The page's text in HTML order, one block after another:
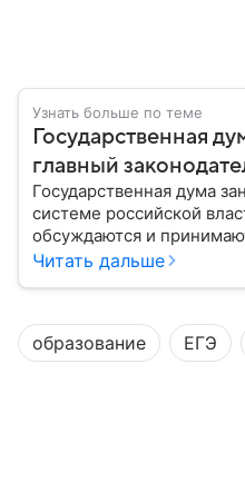
Узнать больше по теме
Государственная
главный
Государственная дума
системе российской
обсуждаются и
определяющие развитие
затрагивающие жизнь
Разбираемся, как
полномочия она имеет и
Читать дальше
образование ЕГЭ